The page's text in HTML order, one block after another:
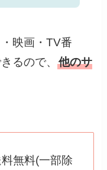
映画・TV番
るので、他のサ
無料(一部除